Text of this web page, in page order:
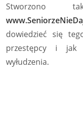
Stworzono
dowiedzieć się
przestępcy i jak
wyłudzenia.